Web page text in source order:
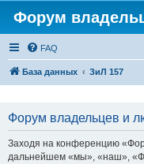
Форум
FAQ
База данных ЗиЛ 157
Форум владельцев и
Заходя на конференцию
дальнейшем «мы», «наш»,